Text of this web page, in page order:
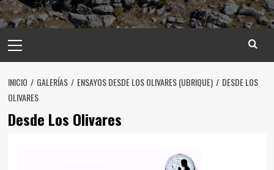
INICIO GALERÍAS ENSAYOS DESDE LOS OLIVARES (UBRIQUE)
DESDE LOS
OLIVARES
Desde Los Olivares